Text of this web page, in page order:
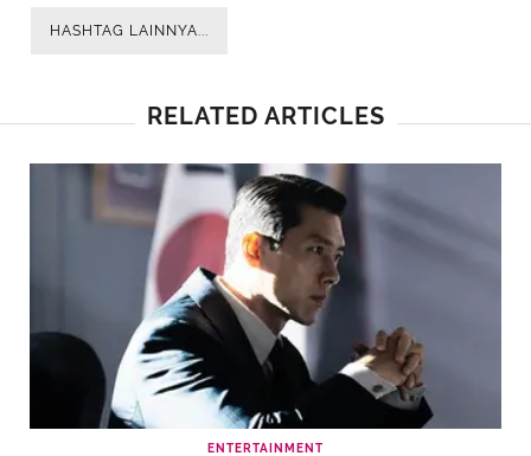
HASHTAG LAINNYA...
RELATED ARTICLES
ENTERTAINMENT